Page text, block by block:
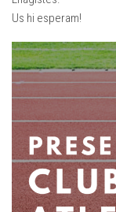
Us hi esperam!